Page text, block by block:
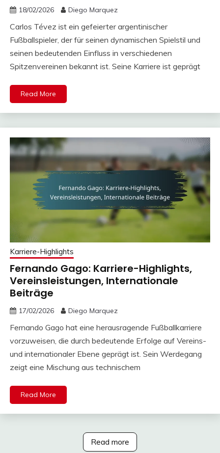
18/02/2026 Diego Marquez
Carlos Tévez ist ein gefeierter argentinischer
Fußballspieler, der für seinen dynamischen Spielstil und
seinen bedeutenden Einfluss in verschiedenen
Spitzenvereinen bekannt ist. Seine Karriere ist geprägt
Read More
Karriere-Highlights
Fernando Gago: Karriere-Highlights,
Vereinsleistungen, Internationale
Beiträge
17/02/2026 Diego Marquez
Fernando Gago hat eine herausragende Fußballkarriere
vorzuweisen, die durch bedeutende Erfolge auf Vereins-
und internationaler Ebene geprägt ist. Sein Werdegang
zeigt eine Mischung aus technischem
Read More
Read more